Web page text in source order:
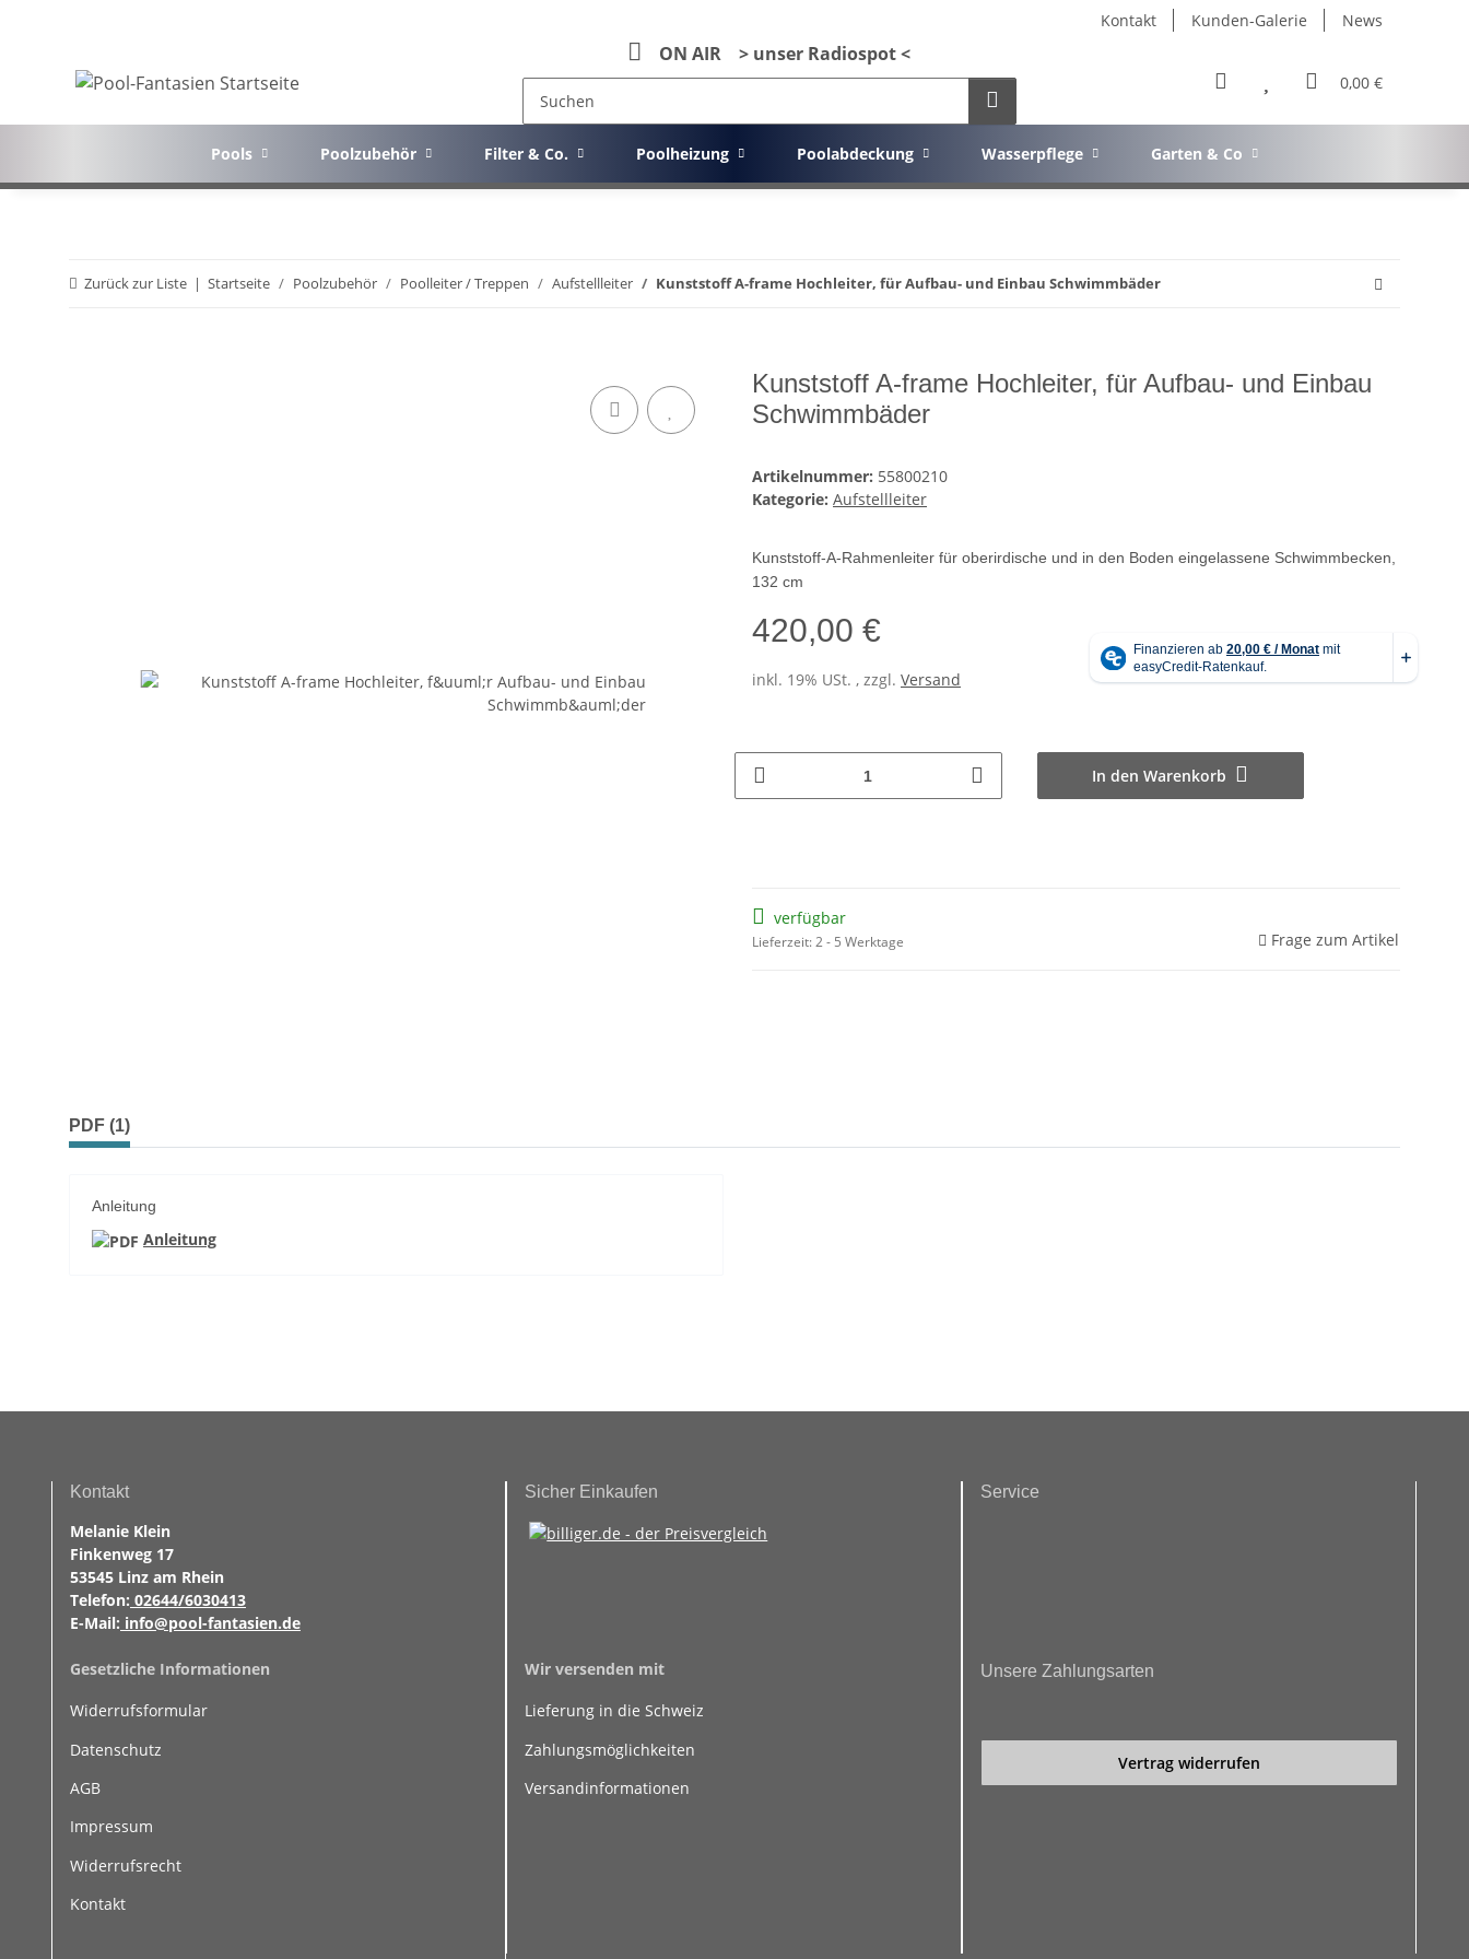
Kontakt Kunden-Galerie News
ON AIR > unser Radiospot <
0,00 €
Pools Poolzubehör Filter & Co. Poolheizung Poolabdeckung Wasserpflege Garten & Co
Zurück zur Liste Startseite Poolzubehör Poolleiter / Treppen Aufstellleiter Kunststoff A-frame Hochleiter, für Aufbau- und Einbau Schwimmbäder
Kunststoff A-frame Hochleiter, für Aufbau- und Einbau
Schwimmbäder
Artikelnummer: 55800210
Kategorie: Aufstellleiter
Kunststoff-A-Rahmenleiter für oberirdische und in den Boden eingelassene Schwimmbecken,
132 cm
420,00 €
inkl. 19% USt. , zzgl. Versand
In den Warenkorb
verfügbar
Lieferzeit: 2 - 5 Werktage Frage zum Artikel
weitere Registerkarten anzeigen
PDF (1)
Anleitung
Anleitung
Kontakt
Melanie Klein
Finkenweg 17
53545 Linz am Rhein
Telefon: 02644/6030413
E-Mail: info@pool-fantasien.de
Sicher Einkaufen Service
Gesetzliche Informationen
Widerrufsformular
Datenschutz
AGB
Impressum
Widerrufsrecht
Kontakt
Wir versenden mit
Lieferung in die Schweiz
Zahlungsmöglichkeiten
Versandinformationen
Unsere Zahlungsarten
Vertrag widerrufen